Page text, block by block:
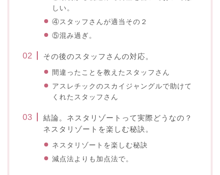
しい。
④スタッフさんが適当その２
⑤混み過ぎ。
その後のスタッフさんの対応。
間違ったことを教えたスタッフさん
アスレチックのスカイジャングルで助けて
くれたスタッフさん
結論。ネスタリゾートって実際どうなの？
ネスタリゾートを楽しむ秘訣。
ネスタリゾートを楽しむ秘訣
減点法よりも加点法で。